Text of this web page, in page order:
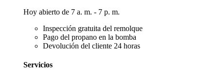
Hoy abierto de 7 a. m. - 7 p. m.
Inspección gratuita del remolque
Pago del propano en la bomba
Devolución del cliente 24 horas
Servicios